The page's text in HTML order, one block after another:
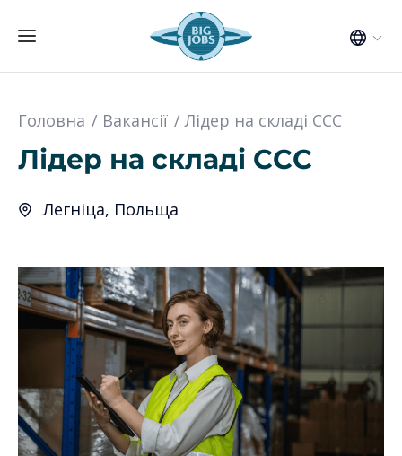
Головна Вакансії Лідер на складі CCC
Лідер на складі CCC
Легніца, Польща